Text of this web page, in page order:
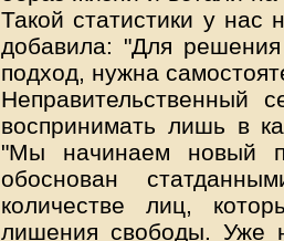
Такой статистики у нас
добавила: "Для
подход, нужна
Неправительственный
воспринимать лишь в
"Мы начинаем новый
обоснован
количестве лиц,
лишения свободы. Уже